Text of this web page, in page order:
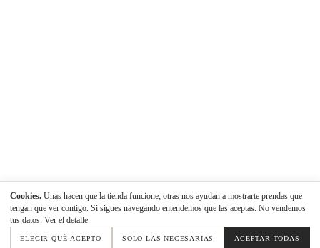
Cookies. Unas hacen que la tienda funcione; otras nos ayudan a mostrarte prendas que
tengan que ver contigo. Si sigues navegando entendemos que las aceptas. No vendemos
tus datos. Ver el detalle
ELEGIR QUÉ ACEPTO SOLO LAS NECESARIAS ACEPTAR TODAS